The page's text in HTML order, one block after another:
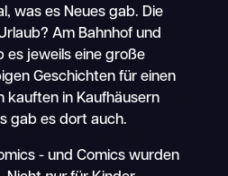
was es Neues gab. Die
Am Bahnhof und
es jeweils eine große
Geschichten für einen
kauften in Kaufhäusern
gab es dort auch.
- und Comics wurden